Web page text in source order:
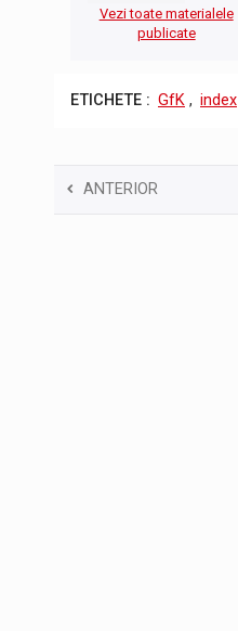
Vezi toate materialele
publicate
ETICHETE : GfK , index
ANTERIOR